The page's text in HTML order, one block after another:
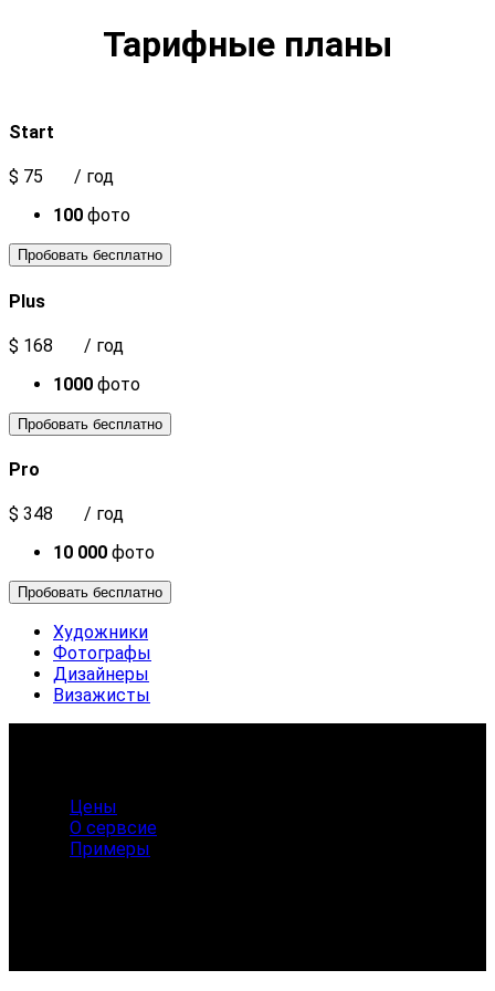
Тарифные планы
Start
$ 75
/ год
100 фото
Пробовать бесплатно
Plus
$ 168
/ год
1000 фото
Пробовать бесплатно
Pro
$ 348
/ год
10 000 фото
Пробовать бесплатно
Художники
Фотографы
Дизайнеры
Визажисты
Цены
О сервсие
Примеры